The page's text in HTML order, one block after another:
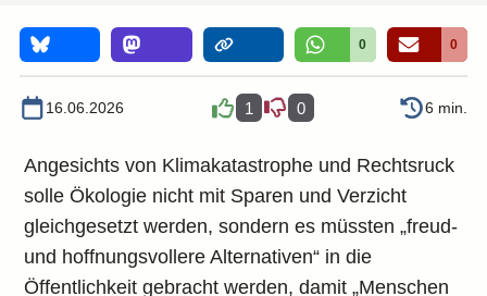
0 0
16.06.2026 1 0 6 min.
Angesichts von Klimakatastrophe und Rechtsruck
solle Ökologie nicht mit Sparen und Verzicht
gleichgesetzt werden, sondern es müssten „freud-
und hoffnungsvollere Alternativen“ in die
Öffentlichkeit gebracht werden, damit „Menschen